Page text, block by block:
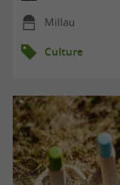
Millau
Culture